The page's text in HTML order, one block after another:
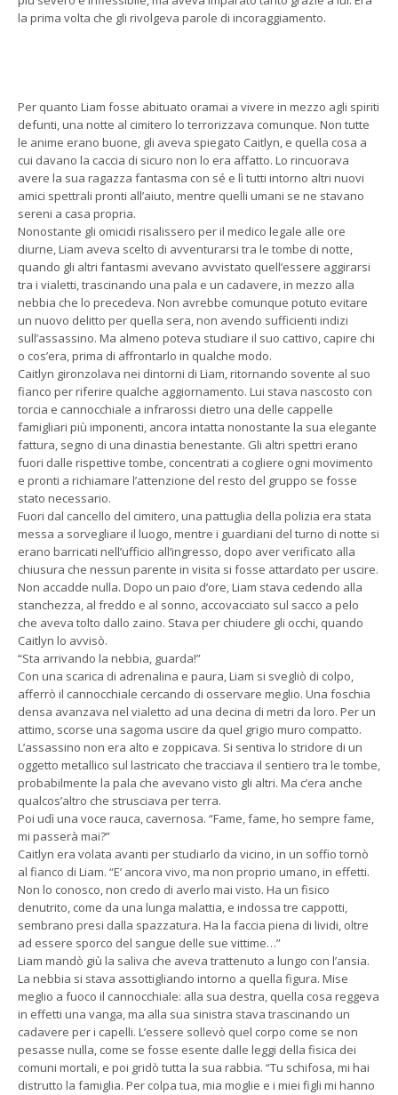
la prima volta che gli rivolgeva parole di incoraggiamento.
Per quanto Liam fosse abituato oramai a vivere in mezzo agli spiriti
defunti, una notte al cimitero lo terrorizzava comunque. Non tutte
le anime erano buone, gli aveva spiegato Caitlyn, e quella cosa a
cui davano la caccia di sicuro non lo era affatto. Lo rincuorava
avere la sua ragazza fantasma con sé e lì tutti intorno altri nuovi
amici spettrali pronti all’aiuto, mentre quelli umani se ne stavano
sereni a casa propria.
Nonostante gli omicidi risalissero per il medico legale alle ore
diurne, Liam aveva scelto di avventurarsi tra le tombe di notte,
quando gli altri fantasmi avevano avvistato quell’essere aggirarsi
tra i vialetti, trascinando una pala e un cadavere, in mezzo alla
nebbia che lo precedeva. Non avrebbe comunque potuto evitare
un nuovo delitto per quella sera, non avendo sufficienti indizi
sull’assassino. Ma almeno poteva studiare il suo cattivo, capire chi
o cos’era, prima di affrontarlo in qualche modo.
Caitlyn gironzolava nei dintorni di Liam, ritornando sovente al suo
fianco per riferire qualche aggiornamento. Lui stava nascosto con
torcia e cannocchiale a infrarossi dietro una delle cappelle
famigliari più imponenti, ancora intatta nonostante la sua elegante
fattura, segno di una dinastia benestante. Gli altri spettri erano
fuori dalle rispettive tombe, concentrati a cogliere ogni movimento
e pronti a richiamare l’attenzione del resto del gruppo se fosse
stato necessario.
Fuori dal cancello del cimitero, una pattuglia della polizia era stata
messa a sorvegliare il luogo, mentre i guardiani del turno di notte si
erano barricati nell’ufficio all’ingresso, dopo aver verificato alla
chiusura che nessun parente in visita si fosse attardato per uscire.
Non accadde nulla. Dopo un paio d’ore, Liam stava cedendo alla
stanchezza, al freddo e al sonno, accovacciato sul sacco a pelo
che aveva tolto dallo zaino. Stava per chiudere gli occhi, quando
Caitlyn lo avvisò.
“Sta arrivando la nebbia, guarda!”
Con una scarica di adrenalina e paura, Liam si svegliò di colpo,
afferrò il cannocchiale cercando di osservare meglio. Una foschia
densa avanzava nel vialetto ad una decina di metri da loro. Per un
attimo, scorse una sagoma uscire da quel grigio muro compatto.
L’assassino non era alto e zoppicava. Si sentiva lo stridore di un
oggetto metallico sul lastricato che tracciava il sentiero tra le tombe,
probabilmente la pala che avevano visto gli altri. Ma c’era anche
qualcos’altro che strusciava per terra.
Poi udì una voce rauca, cavernosa. “Fame, fame, ho sempre fame,
mi passerà mai?”
Caitlyn era volata avanti per studiarlo da vicino, in un soffio tornò
al fianco di Liam. “E’ ancora vivo, ma non proprio umano, in effetti.
Non lo conosco, non credo di averlo mai visto. Ha un fisico
denutrito, come da una lunga malattia, e indossa tre cappotti,
sembrano presi dalla spazzatura. Ha la faccia piena di lividi, oltre
ad essere sporco del sangue delle sue vittime…”
Liam mandò giù la saliva che aveva trattenuto a lungo con l’ansia.
La nebbia si stava assottigliando intorno a quella figura. Mise
meglio a fuoco il cannocchiale: alla sua destra, quella cosa reggeva
in effetti una vanga, ma alla sua sinistra stava trascinando un
cadavere per i capelli. L’essere sollevò quel corpo come se non
pesasse nulla, come se fosse esente dalle leggi della fisica dei
comuni mortali, e poi gridò tutta la sua rabbia. “Tu schifosa, mi hai
distrutto la famiglia. Per colpa tua, mia moglie e i miei figli mi hanno